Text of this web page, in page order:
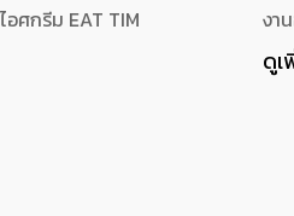
อศกรีม EAT TIM งา
ดูเ